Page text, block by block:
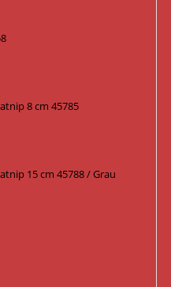
8 cm 45785
15 cm 45788 / Grau